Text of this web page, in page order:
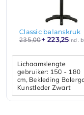
Classic balanskruk
235,00+ 223,25Incl.
Lichaamslengte
gebruiker: 150 - 180
cm, Bekleding
Kunstleder Zwart